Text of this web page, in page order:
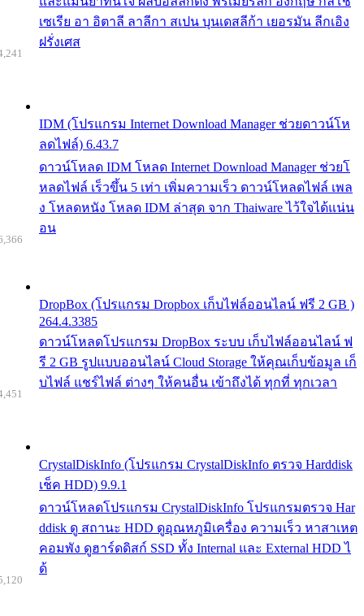
เซเรีย อา อิตาลี ลาลีกา สเปน บุนเดสลีก้า เยอรมัน ลีกเอิง
ฝรั่งเศส
IDM (โปรแกรม Internet Download Manager ช่วยดาวน์โห
ลดไฟล์) 6.43.7
ดาวน์โหลด IDM โหลด Internet Download Manager ช่วยโ
หลดไฟล์ เร็วขึ้น 5 เท่า เพิ่มความเร็ว ดาวน์โหลดไฟล์ เพล
ง โหลดหนัง โหลด IDM ล่าสุด จาก Thaiware ไว้ใจได้แน่น
อน
DropBox (โปรแกรม Dropbox เก็บไฟล์ออนไลน์ ฟรี 2 GB )
264.4.3385
ดาวน์โหลดโปรแกรม DropBox ระบบ เก็บไฟล์ออนไลน์ ฟ
รี 2 GB รูปแบบออนไลน์ Cloud Storage ให้คุณเก็บข้อมูล เก็
บไฟล์ แชร์ไฟล์ ต่างๆ ให้คนอื่น เข้าถึงได้ ทุกที่ ทุกเวลา
CrystalDiskInfo (โปรแกรม CrystalDiskInfo ตรวจ Harddisk
เช็ค HDD) 9.9.1
ดาวน์โหลดโปรแกรม CrystalDiskInfo โปรแกรมตรวจ Har
ddisk ดู สถานะ HDD ดูอุณหภูมิเครื่อง ความเร็ว หาสาเหต
คอมพัง ดูฮาร์ดดิสก์ SSD ทั้ง Internal และ External HDD ไ
ด้